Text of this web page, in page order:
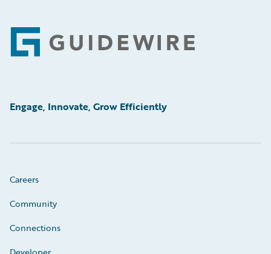
Footer
Engage, Innovate, Grow Efficiently
Careers
Community
Connections